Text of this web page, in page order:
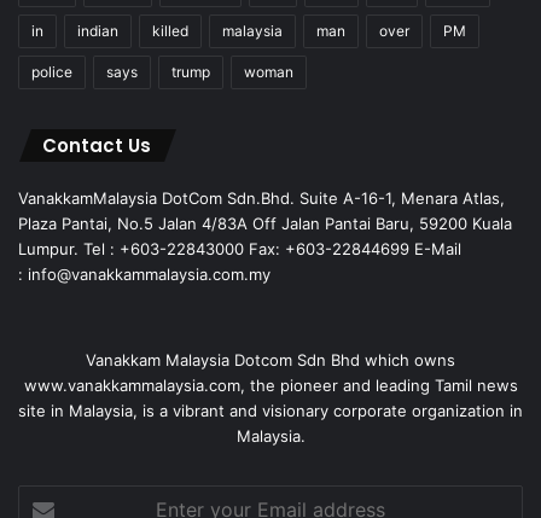
in indian killed malaysia man over PM
police says trump woman
Contact Us
VanakkamMalaysia DotCom Sdn.Bhd. Suite A-16-1, Menara Atlas,
Plaza Pantai, No.5 Jalan 4/83A Off Jalan Pantai Baru, 59200 Kuala
Lumpur. Tel : +603-22843000 Fax: +603-22844699 E-Mail
: info@vanakkammalaysia.com.my
Vanakkam Malaysia Dotcom Sdn Bhd which owns
www.vanakkammalaysia.com, the pioneer and leading Tamil news
site in Malaysia, is a vibrant and visionary corporate organization in
Malaysia.